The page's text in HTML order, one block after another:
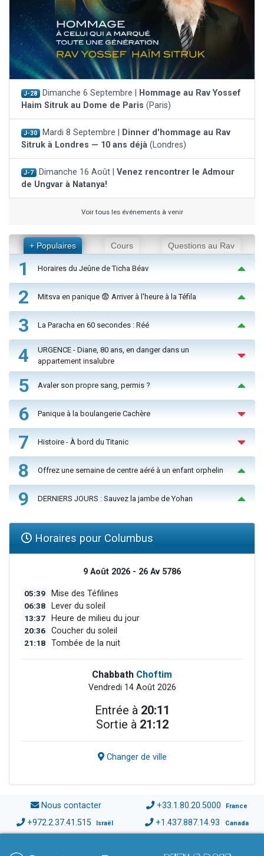
J-28 Dimanche 6 Septembre |
Hommage au Rav Yossef
Haim Sitruk au Dome de Paris (Paris)
J-30 Mardi 8 Septembre |
Dinner d'hommage au Rav
Sitruk à Londres — 10 ans déjà (Londres)
J-7 Dimanche 16 Août | Venez rencontrer le Admour
de Ungvar à Natanya!
Voir tous les événements à venir
+ Populaires Cours Questions au Rav
1 Horaires du Jeûne de Ticha Béav
2 Mitsva en panique 😨 Arriver à l'heure à la Téfila
3 La Paracha en 60 secondes : Réé
4
URGENCE - Diane, 80 ans, en danger dans un
appartement insalubre
5 Avaler son propre sang, permis ?
6 Panique à la boulangerie Cachère
7 Histoire - À bord du Titanic
8 Offrez une semaine de centre aéré à un enfant orphelin
9 DERNIERS JOURS : Sauvez la jambe de Yohan
Horaires pour Columbus
9 Août 2026 - 26 Av 5786
05:39 Mise des Téfilines
06:38 Lever du soleil
13:37 Heure de milieu du jour
20:36 Coucher du soleil
21:18 Tombée de la nuit
Chabbath Choftim
Vendredi 14 Août 2026
Entrée à 20:11
Sortie à 21:12
Changer de ville
Nous contacter +33.1.80.20.5000 France
+972.2.37.41.515 Israël +1.437.887.14.93 Canada